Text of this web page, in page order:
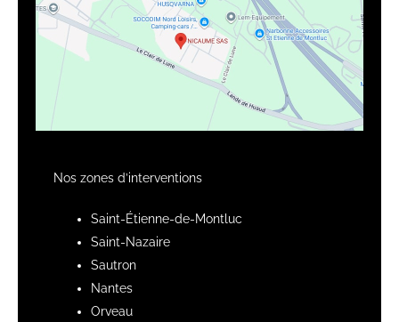
Nos zones d’interventions
Saint-Étienne-de-Montluc
Saint-Nazaire
Sautron
Nantes
Orveau